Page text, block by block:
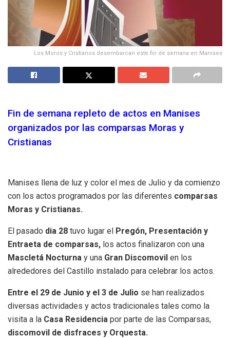
Los Moros y Cristianos desembarcan este fin de semana en Manises
Fin de semana repleto de actos en Manises
organizados por las comparsas Moras y
Cristianas
Manises llena de luz y color el mes de Julio y da comienzo
con los actos programados por las diferentes comparsas
Moras y Cristianas.
El pasado dia 28 tuvo lugar el Pregón, Presentación y
Entraeta de comparsas, los actos finalizaron con una
Mascletá Nocturna y una Gran Discomovil en los
alrededores del Castillo instalado para celebrar los actos.
Entre el 29 de Junio y el 3 de Julio se han realizados
diversas actividades y actos tradicionales tales como la
visita a la Casa Residencia por parte de las Comparsas,
discomovil de disfraces y Orquesta.